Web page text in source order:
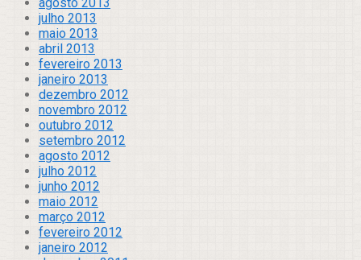
julho 2013
maio 2013
abril 2013
fevereiro 2013
janeiro 2013
dezembro 2012
novembro 2012
outubro 2012
setembro 2012
agosto 2012
julho 2012
junho 2012
maio 2012
março 2012
fevereiro 2012
janeiro 2012